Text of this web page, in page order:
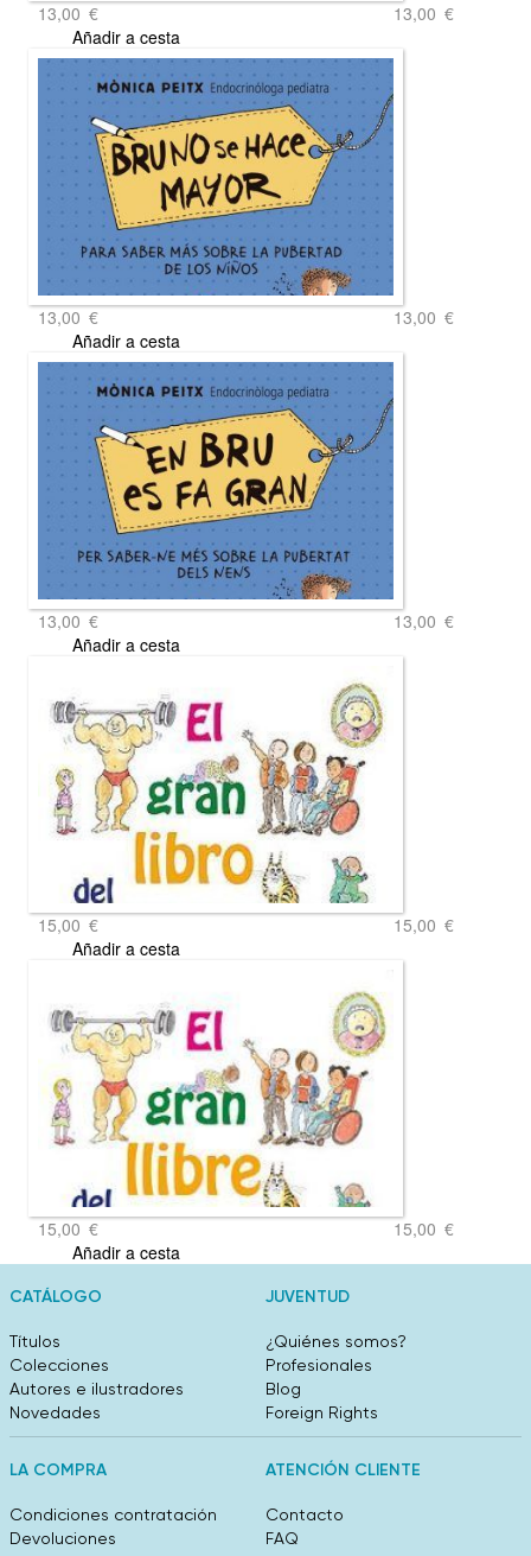
13,00 € 13,00 €
Añadir a cesta
13,00 € 13,00 €
Añadir a cesta
13,00 € 13,00 €
Añadir a cesta
15,00 € 15,00 €
Añadir a cesta
15,00 € 15,00 €
Añadir a cesta
CATÁLOGO
Títulos
Colecciones
Autores e ilustradores
Novedades
JUVENTUD
¿Quiénes somos?
Profesionales
Blog
Foreign Rights
LA COMPRA
Condiciones contratación
Devoluciones
ATENCIÓN CLIENTE
Contacto
FAQ